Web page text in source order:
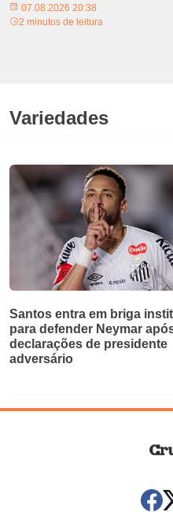
07.08.2026 20:38
2 minutos de leitura
Variedades
Santos entra em briga
para defender Neymar
declarações de presidente
adversário